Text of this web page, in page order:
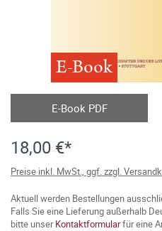
E-Book
E-Book PDF
18,00 €*
Preise inkl. MwSt., ggf. zzgl.
Aktuell werden Bestellungen
Falls Sie eine Lieferung außerhalb
bitte unserKontaktformularfür eine